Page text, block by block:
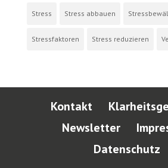
Stress Stress abbauen
Stressfaktoren Stress reduzieren
Kontakt
Newsletter
Datenschutz